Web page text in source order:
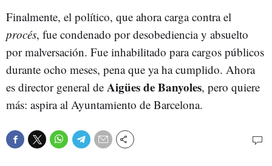
Finalmente, el político, que ahora carga contra el
procés, fue condenado por desobediencia y absuelto
por malversación. Fue inhabilitado para cargos públicos
durante ocho meses, pena que ya ha cumplido. Ahora
es director general de Aigües de Banyoles, pero quiere
más: aspira al Ayuntamiento de Barcelona.